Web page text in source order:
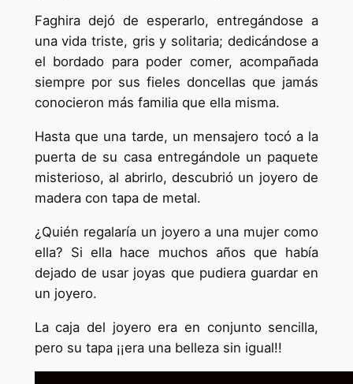
Faghira dejó de esperarlo, entregándose a
una vida triste, gris y solitaria; dedicándose a
el bordado para poder comer, acompañada
siempre por sus fieles doncellas que jamás
conocieron más familia que ella misma.
Hasta que una tarde, un mensajero tocó a la
puerta de su casa entregándole un paquete
misterioso, al abrirlo, descubrió un joyero de
madera con tapa de metal.
¿Quién regalaría un joyero a una mujer como
ella? Si ella hace muchos años que había
dejado de usar joyas que pudiera guardar en
un joyero.
La caja del joyero era en conjunto sencilla,
pero su tapa ¡¡era una belleza sin igual!!